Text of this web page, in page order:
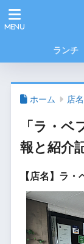
ランチ
ホーム 店名
「ラ・
報と紹介
【店名】ラ